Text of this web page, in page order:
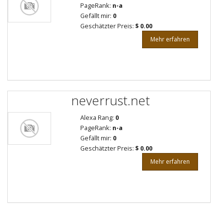
PageRank: n-a
Gefällt mir: 0
Geschätzter Preis: $ 0.00
Mehr erfahren
neverrust.net
Alexa Rang: 0
PageRank: n-a
Gefällt mir: 0
Geschätzter Preis: $ 0.00
Mehr erfahren